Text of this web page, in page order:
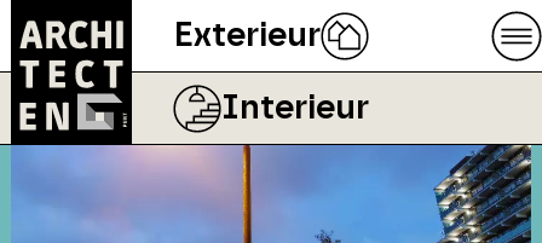
Exterieur
Interieur